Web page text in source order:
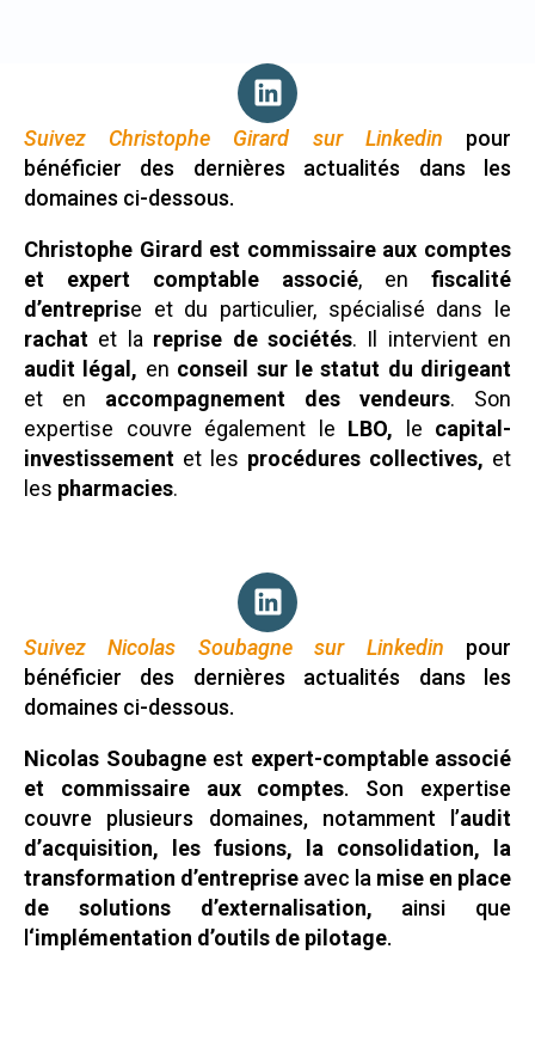
Suivez Christophe Girard sur Linkedin pour
bénéficier des dernières actualités dans les
domaines ci-dessous.
Christophe Girard est commissaire aux comptes
et expert comptable associé, en fiscalité
d’entreprise et du particulier, spécialisé dans le
rachat et la reprise de sociétés. Il intervient en
audit légal, en conseil sur le statut du dirigeant
et en accompagnement des vendeurs. Son
expertise couvre également le LBO, le capital-
investissement et les procédures collectives, et
les pharmacies.
Suivez Nicolas Soubagne sur Linkedin pour
bénéficier des dernières actualités dans les
domaines ci-dessous.
Nicolas Soubagneest expert-comptable associé
et commissaire aux comptes. Son expertise
couvre plusieurs domaines, notamment l’audit
d’acquisition, les fusions, la consolidation, la
transformation d’entreprise avec la mise en place
de solutions d’externalisation, ainsi que
‘implémentation d’outils de pilotage.